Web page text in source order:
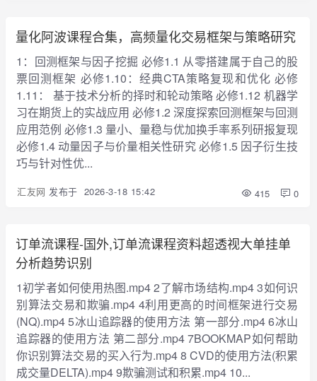
量化阿波课程合集，高频量化交易框架与策略研究
1：回测框架与因子挖掘 必修1.1 从零搭建属于自己的股
票回测框架 必修1.10：经典CTA策略复现和优化 必修
1.11： 基于技术分析的择时和轮动策略 必修1.12 机器学
习在期货上的实战应用 必修1.2 深度探索回测框架与回测
应用范例 必修1.3 量小、量稳与优加换手率系列研报复现
必修1.4 动量因子与价量相关性研究 必修1.5 因子衍生技
巧与针对性优...
汇友网 发布于 2026-3-18 15:42 415 0
订单流课程-国外,订单流课程资料超透视大单挂单
分析趋势识别
1初学者如何使用热图.mp4 2了解市场结构.mp4 3如何识
别算法交易和欺骗.mp4 4利用更高的时间框架进行交易
(NQ).mp4 5冰山追踪器的使用方法 第一部分.mp4 6冰山
追踪器的使用方法 第二部分.mp4 7BOOKMAP如何帮助
你识别算法交易的买入行为.mp4 8 CVD的使用方法(积累
成交量DELTA).mp4 9欺骗测试和积累.mp4 10...